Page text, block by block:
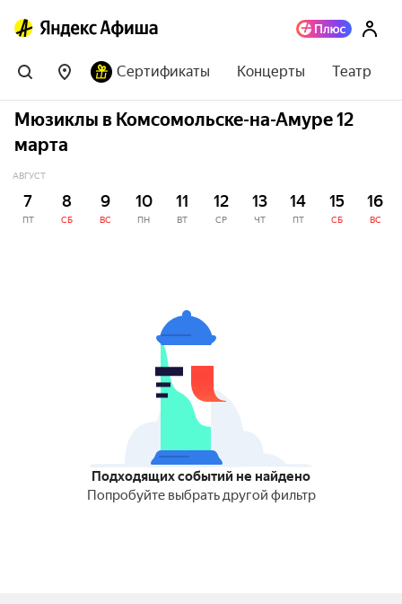
Сертификаты Концерты Театр
Мюзиклы в Комсомольске-на-Амуре 12
марта
АВГУСТ
7
ПТ
8
СБ
9
ВС
10
ПН
11
ВТ
12
СР
13
ЧТ
14
ПТ
15
СБ
16
ВС
Подходящих событий не найдено
Попробуйте выбрать другой фильтр